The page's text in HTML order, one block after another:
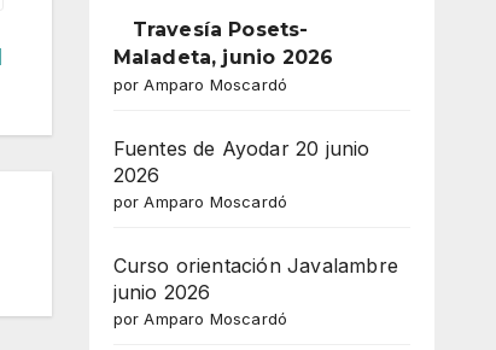
Travesía Posets-
Maladeta, junio 2026
por Amparo Moscardó
Fuentes de Ayodar 20 junio
2026
por Amparo Moscardó
Curso orientación Javalambre
junio 2026
por Amparo Moscardó